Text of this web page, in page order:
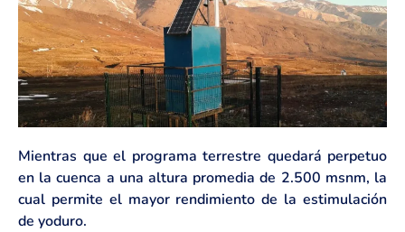
Mientras que el programa terrestre quedará perpetuo
en la cuenca a una altura promedia de 2.500 msnm, la
cual permite el mayor rendimiento de la estimulación
de yoduro.